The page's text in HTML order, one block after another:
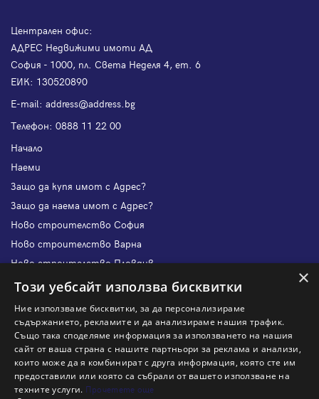
Централен офис:
АДРЕС Недвижими имоти АД
София - 1000, пл. Света Неделя 4, ет. 6
ЕИК: 130520890
Е-mail: address@address.bg
Телефон: 0888 11 22 00
Начало
Наеми
Защо да купя имот с Адрес?
Защо да наема имот с Адрес?
Ново строителство София
Ново строителство Варна
Ново строителство Пловдив
Ново строителство Бургас
Защо да отдам имот с Адрес?
Наши офиси
Кариери
Кои сме ние?
×
Този уебсайт използва бисквитки
Ние използваме бисквитки, за да персонализираме
съдържанието, рекламите и да анализираме нашия трафик.
Също така споделяме информация за използването на нашия
сайт от ваша страна с нашите партньори за реклама и анализи,
които може да я комбинират с друга информация, която сте им
предоставили или която са събрали от вашето използване на
техните услуги. Прочетете още